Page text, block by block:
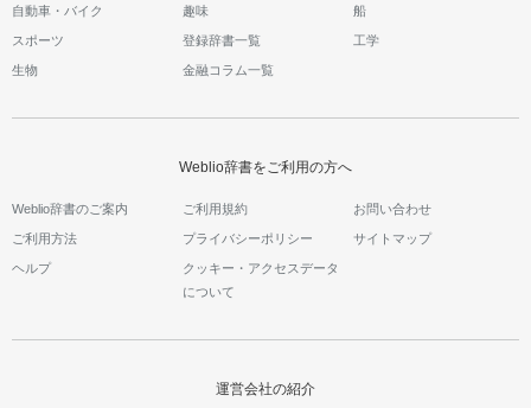
自動車・バイク 趣味 船
スポーツ 登録辞書一覧 工学
生物 金融コラム一覧
Weblio辞書をご利用の方へ
Weblio辞書のご案内 ご利用規約 お問い合わせ
ご利用方法 プライバシーポリシー サイトマップ
ヘルプ
クッキー・アクセスデータ
について
運営会社の紹介